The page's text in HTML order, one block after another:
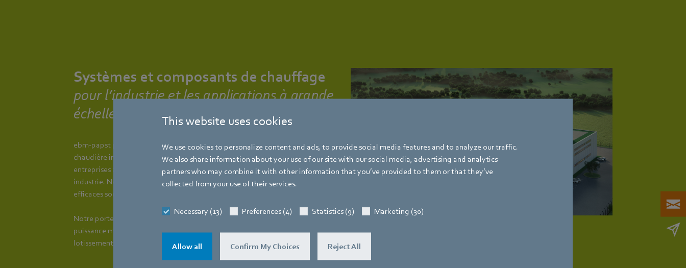
This website uses cookies
We use cookies to personalize content and ads, to provide social media features and to analyze our traffic.
We also share information about your use of our site with our social media, advertising and analytics
partners who may combine it with other information that you’ve provided to them or that they’ve
collected from your use of their services.
Necessary (13) Preferences (4) Statistics (9) Marketing (30)
Allow all Confirm My Choices Reject All
Systèmes et composants de chauffage
pour l’industrie et les applications à grande
échelle
ebm-papst propose des solutions adaptées aux installations allant de la
chaudière individuelle aux installations en cascade, aussi bien pour les petites
entreprises artisanales que pour les installations de chauffage de la grande
industrie. Nos ventilateurs EC centrifuges, vannes de gaz et solutions système
efficaces sont parfaitement adaptés à chaque application.
Notre portefeuille inclut notamment un ventilateur compact unique d’une
puissance maximale de 4 MW, ce qui suffit à chauffer un immeuble ou un
lotissement de 200 habitations.